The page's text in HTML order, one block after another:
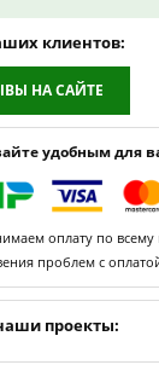
клиентов:
НА САЙТЕ
удобным для
оплату по всему
проблем с
проекты: